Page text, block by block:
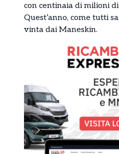
con centinaia di milioni
Quest’anno, come tutti
vinta dai Maneskin.